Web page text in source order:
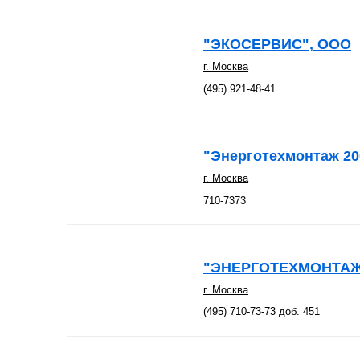
"ЭКОСЕРВИС", ООО
г. Москва
(495) 921-48-41
"Энерготехмонтаж
г. Москва
710-7373
г. Москва
(495) 710-73-73 доб. 451